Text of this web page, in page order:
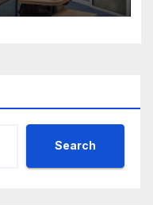
Search